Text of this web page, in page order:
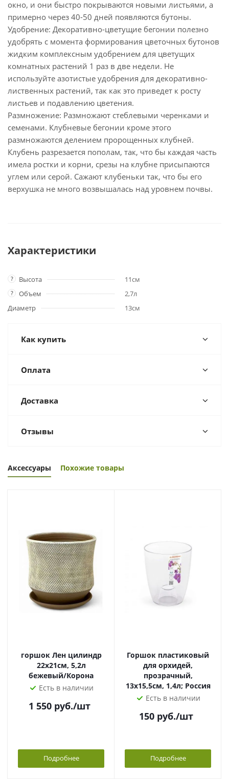
окно, и они быстро покрываются новыми листьями, а
примерно через 40-50 дней появляются бутоны.
Удобрение: Декоративно-цветущие бегонии полезно
удобрять с момента формирования цветочных бутонов
жидким комплексным удобрением для цветущих
комнатных растений 1 раз в две недели. Не
используйте азотистые удобрения для декоративно-
лиственных растений, так как это приведет к росту
листьев и подавлению цветения.
Размножение: Размножают стеблевыми черенками и
семенами. Клубневые бегонии кроме этого
размножаются делением пророщенных клубней.
Клубень разрезается пополам, так, что бы каждая часть
имела ростки и корни, срезы на клубне присыпаются
углем или серой. Сажают клубеньки так, что бы его
верхушка не много возвышалась над уровнем почвы.
Характеристики
? Высота 11см
? Объем
2,7л
Диаметр
13см
Как купить
Оплата
Доставка
Отзывы
Аксессуары Похожие товары
горшок Лен цилиндр
22х21см, 5,2л
бежевый/Корона
Есть в наличии
1 550руб./шт
Подробнее
Горшок пластиковый
для орхидей,
прозрачный,
13х15,5см, 1,4л; Россия
Есть в наличии
150 руб./шт
Подробнее